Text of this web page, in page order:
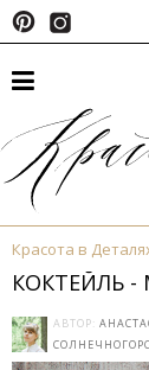
Красота в
КОКТЕЙЛЬ
АВТОР: